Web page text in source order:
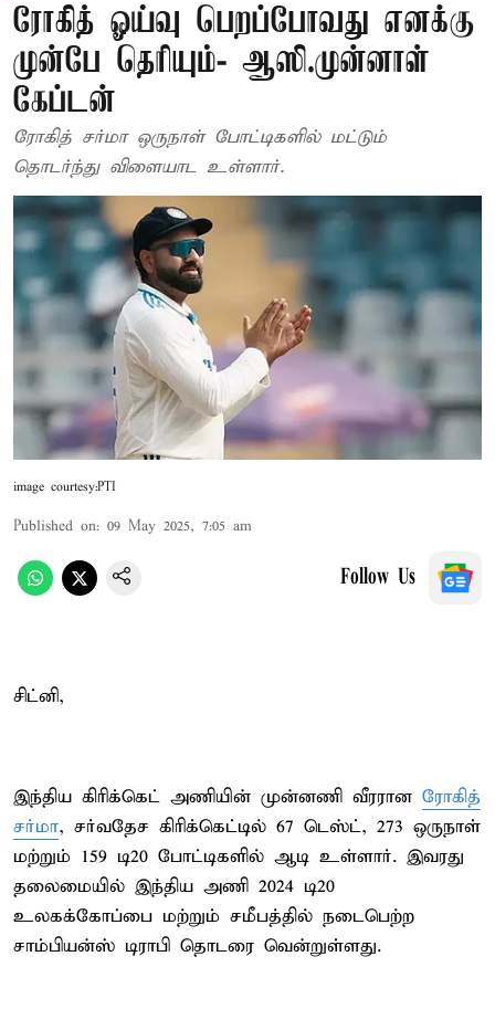
ரோகித் ஓய்வு பெறப்போவது எனக்கு
முன்பே தெரியும்- ஆஸி.முன்னாள்
கேப்டன்
ரோகித் சர்மா ஒருநாள் போட்டிகளில் மட்டும்
தொடர்ந்து விளையாட உள்ளார்.
image courtesy:PTI
Published on: 09 May 2025, 7:05 am
Follow Us
சிட்னி,
இந்திய கிரிக்கெட் அணியின் முன்னணி வீரரான ரோகித்
சர்மா, சர்வதேச கிரிக்கெட்டில் 67 டெஸ்ட், 273 ஒருநாள்
மற்றும் 159 டி20 போட்டிகளில் ஆடி உள்ளார். இவரது
தலைமையில் இந்திய அணி 2024 டி20
உலகக்கோப்பை மற்றும் சமீபத்தில் நடைபெற்ற
சாம்பியன்ஸ் டிராபி தொடரை வென்றுள்ளது.